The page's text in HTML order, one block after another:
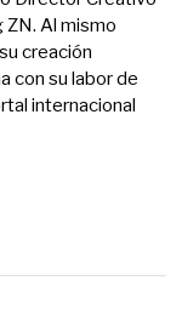
Al mismo
creación
con su labor de
internacional